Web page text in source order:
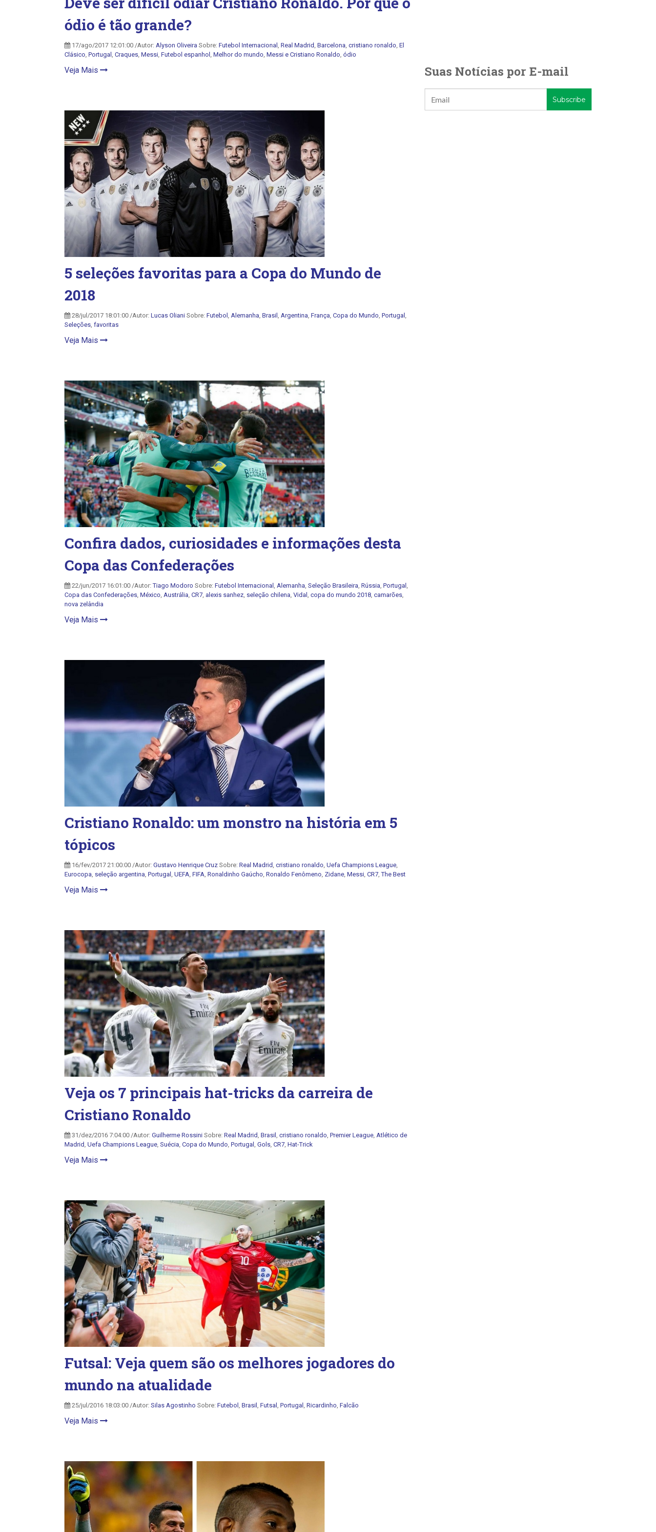
ódio é tão grande?
17/ago/2017 12:01:00 /Autor: Alyson Oliveira Sobre: Futebol Internacional , Real Madrid, Barcelona, cristiano ronaldo, El
Clásico, Portugal , Craques, Messi, Futebol espanhol , Melhor do mundo, Messi e Cristiano Ronaldo, ódio
Veja Mais
5 seleções favoritas para a Copa do Mundo de
2018
28/jul/2017 18:01:00 /Autor: Lucas Oliani Sobre: Futebol , Alemanha, Brasil , Argentina, França, Copa do Mundo, Portugal ,
Seleções, favoritas
Veja Mais
Confira dados, curiosidades e informações desta
Copa das Confederações
22/jun/2017 16:01:00 /Autor:Tiago Modoro Sobre: Futebol Internacional , Alemanha, Seleção Brasileira, Rússia, Portugal ,
Copa das Confederações, México, Austrália, CR7, alexis sanhez, seleção chilena, Vidal , copa do mundo 2018, camarões,
nova zelândia
Veja Mais
Cristiano Ronaldo: um monstro na história em 5
tópicos
16/fev/2017 21:00:00 /Autor: Gustavo Henrique Cruz Sobre: Real Madrid, cristiano ronaldo, Uefa Champions League,
Eurocopa, seleção argentina, Portugal , UEFA, FIFA, Ronaldinho Gaúcho, Ronaldo Fenômeno, Zidane, Messi, CR7,The Best
Veja Mais
Veja os 7 principais hat-tricks da carreira de
Cristiano Ronaldo
31/dez/2016 7:04:00 /Autor: Guilherme Rossini Sobre: Real Madrid, Brasil , cristiano ronaldo, Premier League, Atlético de
Madrid, Uefa Champions League, Suécia, Copa do Mundo, Portugal , Gols, CR7, Hat-Trick
Veja Mais
Futsal: Veja quem são os melhores jogadores do
mundo na atualidade
25/jul/2016 18:03:00 /Autor: Silas Agostinho Sobre: Futebol , Brasil , Futsal , Portugal , Ricardinho, Falcão
Veja Mais
Suas Notícias por E-mail